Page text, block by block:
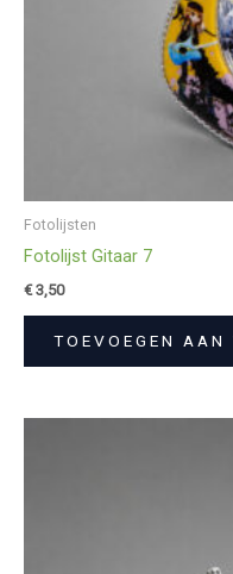
Fotolijsten
Fotolijst Gitaar 7
€3,50
TOEVOEGEN AAN